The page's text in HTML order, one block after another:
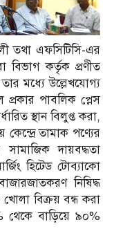
তথা এফসিটিসি-এর
বিভাগ কর্তৃক প্রণীত
মধ্যে উল্লেখযোগ্য
পাবলিক প্লেস
স্থান বিলুপ্ত করা,
কেন্দ্রে তামাক পণ্যের
সামাজিক দায়বদ্ধতা
হিটেড টোব্যাকো
নিষিদ্ধ
বিক্রয় বন্ধ করা
থেকে বাড়িয়ে ৯০%